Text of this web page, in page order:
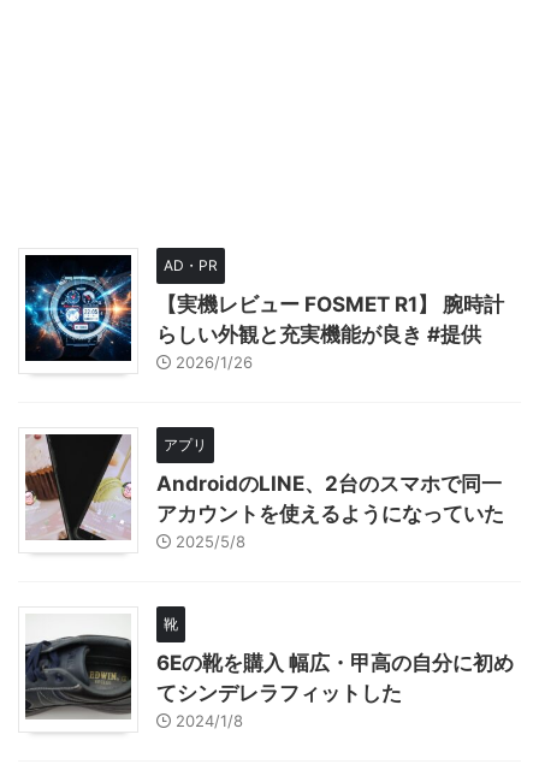
AD・PR
【実機レビュー FOSMET R1】 腕時計
らしい外観と充実機能が良き #提供
2026/1/26
アプリ
AndroidのLINE、2台のスマホで同一
アカウントを使えるようになっていた
2025/5/8
靴
6Eの靴を購入 幅広・甲高の自分に初め
てシンデレラフィットした
2024/1/8